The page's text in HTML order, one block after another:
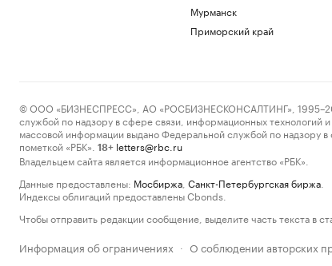
Мурманск
Приморский край
© ООО «БИЗНЕСПРЕСС», АО «РОСБИЗНЕСКОНСАЛТИНГ»,
службой по надзору в сфере связи, информационных технологий
массовой информации выдано Федеральной службой по надзору
пометкой «РБК».
18+ letters@rbc.ru
Владельцем сайта является информационное агентство «РБК».
Данные предоставлены: Мосбиржа Санкт-Петербургская биржа
Индексы облигаций предоставлены Cbonds.
Чтобы отправить редакции сообщение, выделите часть текста в
Информация об ограничениях · О соблюдении авторских